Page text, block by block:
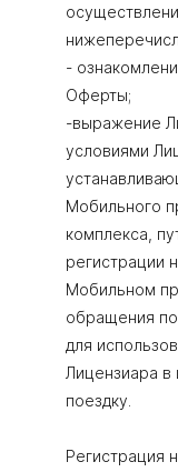
-
Оферты;
-выражение
условиями
Мобильного
комплекса,
регистрации
Мобильном
обращения
для
Лицензиара в
поездку.
Регистрация